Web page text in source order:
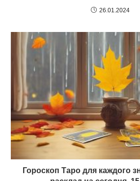
26.01.2024
Гороскоп Таро для каждого